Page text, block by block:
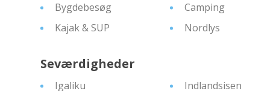
Bygdebesøg Camping
Kajak & SUP
Nordlys
Seværdigheder
Igaliku Indlandsisen